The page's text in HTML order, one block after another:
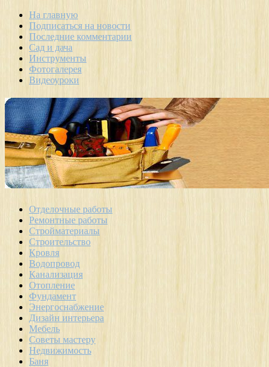
На главную
Подписаться на новости
Последние комментарии
Сад и дача
Инструменты
Фотогалерея
Видеоуроки
Отделочные работы
Ремонтные работы
Стройматериалы
Строительство
Кровля
Водопровод
Канализация
Отопление
Фундамент
Энергоснабжение
Дизайн интерьера
Мебель
Советы мастеру
Недвижимость
Баня